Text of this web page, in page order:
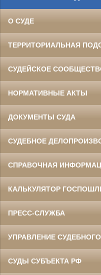
О СУДЕ
ТЕРРИТОРИАЛЬНАЯ
СУДЕЙСКОЕ
НОРМАТИВНЫЕ АКТЫ
ДОКУМЕНТЫ СУДА
СУДЕБНОЕ
СПРАВОЧНАЯ
КАЛЬКУЛЯТОР
ПРЕСС-СЛУЖБА
УПРАВЛЕНИЕ
СУДЫ СУБЪЕКТА РФ